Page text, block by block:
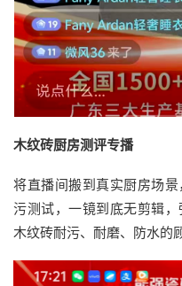
木纹砖厨房测评专播
将直播间搬到真实厨房场
污测试，一镜到底无剪辑
木纹砖耐污、耐磨、防水的